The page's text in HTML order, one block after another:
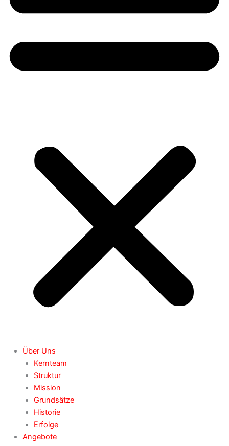
Über Uns
Kernteam
Struktur
Mission
Grundsätze
Historie
Erfolge
Angebote